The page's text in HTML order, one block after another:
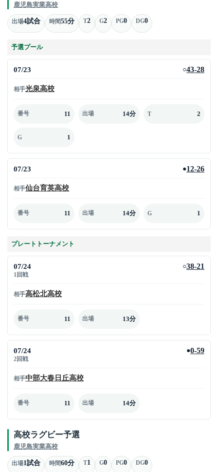
鹿児島実業高校
出場4試合 時間55分 T2 G2 PG0 DG0
予選プール
07/23 ○43-28
相手光泉高校
番号 11 出場 14分 T 2
G 1
07/23 ●12-26
相手仙台育英高校
番号 11 出場 14分 G 1
プレートトーナメント
07/24
1回戦
○38-21
相手高松北高校
番号 11 出場 13分
07/24
2回戦
●0-59
相手中部大春日丘高校
番号 11 出場 14分
高校ラグビー予選
鹿児島実業高校
出場1試合 時間60分 T1 G0 PG0 DG0